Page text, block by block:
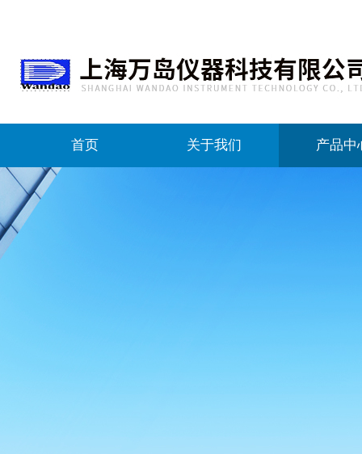
首页 关于我们 产品中